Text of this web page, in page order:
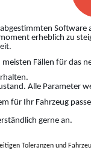
Software
erheblich zu
Fällen für das
Alle
für Ihr Fahrzeug
gerne an.
Toleranzen und